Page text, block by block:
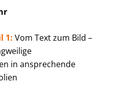
1: Vom Text zum Bild –
in ansprechende